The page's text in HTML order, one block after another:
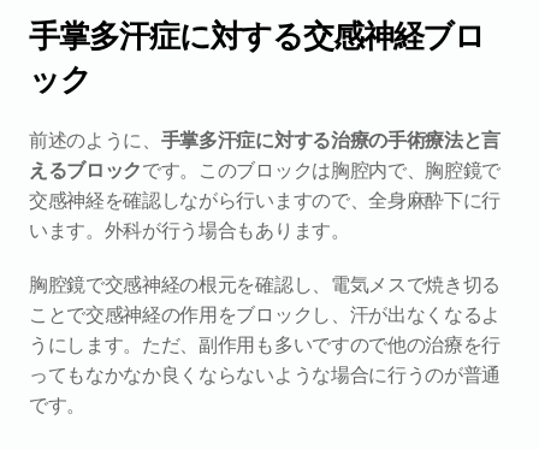
手掌多汗症に対する交感神経ブロ
ック
前述のように、 手掌多汗症に対する治療の手術療法と言
えるブロックです。このブロックは胸腔内で、胸腔鏡で
交感神経を確認しながら行いますので、全身麻酔下に行
います。外科が行う場合もあります。
胸腔鏡で交感神経の根元を確認し、電気メスで焼き切る
ことで交感神経の作用をブロックし、汗が出なくなるよ
うにします。ただ、副作用も多いですので他の治療を行
ってもなかなか良くならないような場合に行うのが普通
です。